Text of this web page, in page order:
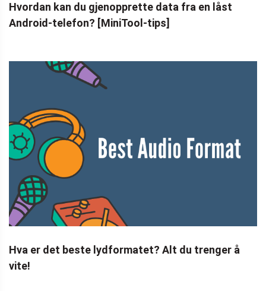
Hvordan kan du gjenopprette data fra en låst
Android-telefon? [MiniTool-tips]
Hva er det beste lydformatet? Alt du trenger å
vite!